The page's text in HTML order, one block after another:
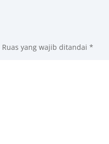
Ruas yang wajib ditandai*